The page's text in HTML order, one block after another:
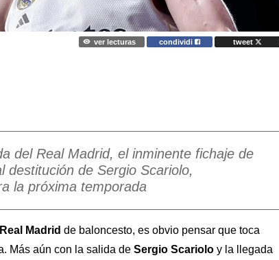
ver lecturas condividi tweet
del Real Madrid, el inminente fichaje de
de Sergio Scariolo,
la próxima temporada
Real Madrid de baloncesto, es obvio pensar que toca
Más aún con la salida de Sergio Scariolo y la llegada